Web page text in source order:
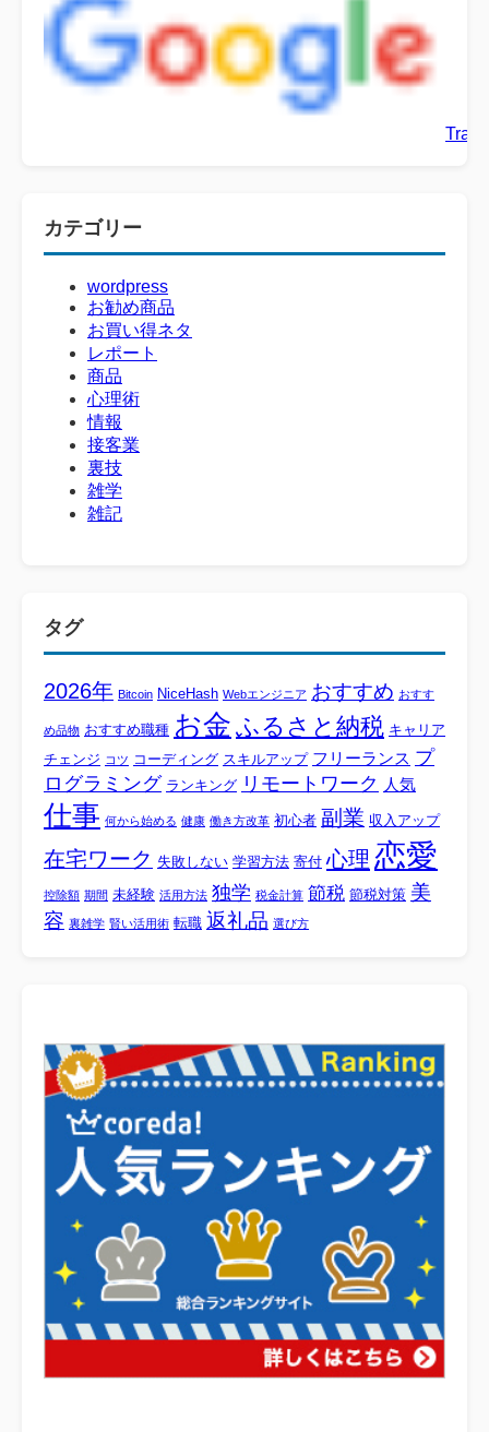
カテゴリー
wordpress
お勧め商品
お買い得ネタ
レポート
商品
心理術
情報
接客業
裏技
雑学
雑記
タグ
2026年 Bitcoin NiceHash Webエンジニア おすすめ おすす
め品物 おすすめ職種 お金 ふるさと納税 キャリア
チェンジ コツ コーディング スキルアップ フリーランス プ
ログラミング ランキング リモートワーク 人気
仕事 何から始める 健康 働き方改革 初心者 副業 収入アップ
在宅ワーク 失敗しない 学習方法 寄付 心理 恋愛
控除額 期間 未経験 活用方法 独学 税金計算 節税 節税対策 美
容 裏雑学 賢い活用術 転職 返礼品 選び方